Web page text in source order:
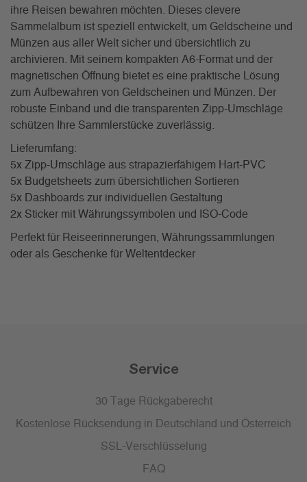
ihre Reisen bewahren möchten. Dieses clevere
Sammelalbum ist speziell entwickelt, um Geldscheine und
Münzen aus aller Welt sicher und übersichtlich zu
archivieren. Mit seinem kompakten A6-Format und der
magnetischen Öffnung bietet es eine praktische Lösung
zum Aufbewahren von Geldscheinen und Münzen. Der
robuste Einband und die transparenten Zipp-Umschläge
schützen Ihre Sammlerstücke zuverlässig.
Lieferumfang:
5x Zipp-Umschläge aus strapazierfähigem Hart-PVC
5x Budgetsheets zum übersichtlichen Sortieren
5x Dashboards zur individuellen Gestaltung
2x Sticker mit Währungssymbolen und ISO-Code
Perfekt für Reiseerinnerungen, Währungssammlungen
oder als Geschenke für Weltentdecker
Service
30 Tage Rückgaberecht
Kostenlose Rücksendung in Deutschland und Österreich
SSL-Verschlüsselung
FAQ